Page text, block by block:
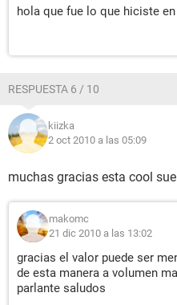
hola que fue lo que hiciste
RESPUESTA 6 / 10
kiizka
2 oct 2010 a las 05:09
muchas gracias esta cool
makomc
21 dic 2010 a las 13:02
gracias el valor puede ser
de esta manera a volumen
parlante saludos